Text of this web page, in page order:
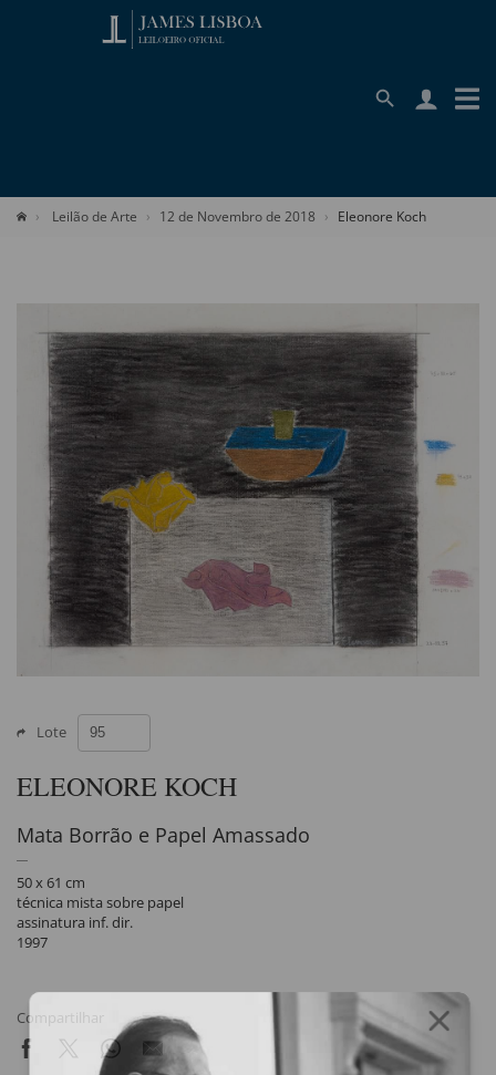
Leilão de Arte 12 de Novembro de 2018 Eleonore Koch
Lote
ELEONORE KOCH
Mata Borrão e Papel Amassado
50 x 61 cm
técnica mista sobre papel
assinatura inf. dir.
1997
Compartilhar